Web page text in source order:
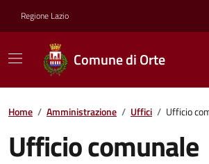
Regione Lazio
Comune di Orte
Home / Amministrazione / Uffici / Ufficio
Ufficio comunale